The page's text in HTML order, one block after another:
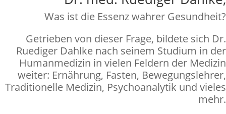
Was ist die Essenz wahrer Gesundheit?
Getrieben von dieser Frage, bildete sich Dr.
Ruediger Dahlke nach seinem Studium in der
Humanmedizin in vielen Feldern der Medizin
weiter: Ernährung, Fasten, Bewegungslehrer,
Traditionelle Medizin, Psychoanalytik und vieles
mehr.